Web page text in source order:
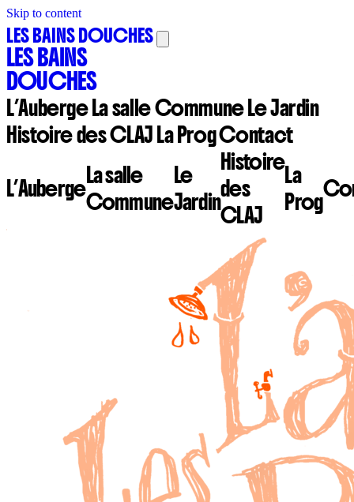
Skip to content
LES BAINS DOUCHES
LES BAINS
DOUCHES
L’Auberge La salle Commune Le Jardin
Histoire des CLAJ La ProgContact
L’AubergeLa salle
Commune
Le
Jardin
Histoire
des
CLAJ
La
Prog